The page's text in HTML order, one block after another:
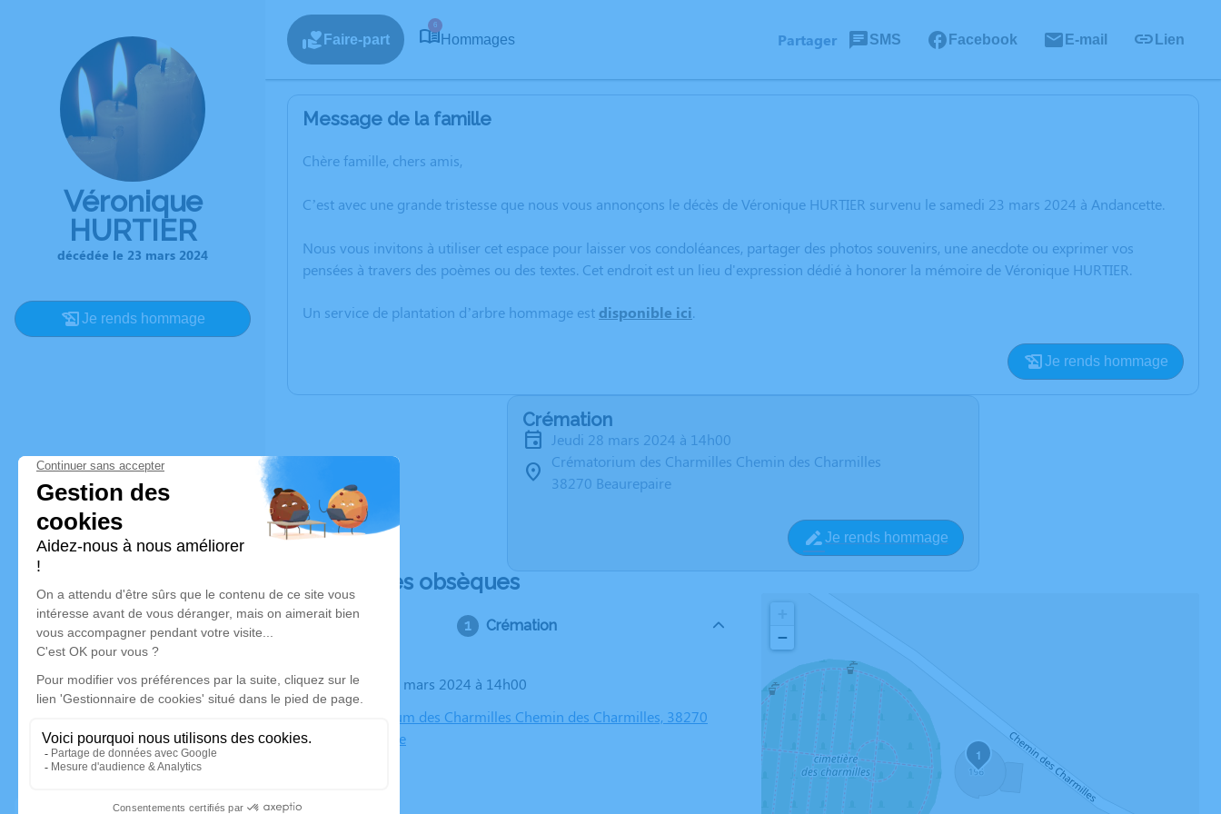
Véronique
HURTIER
décédée le 23 mars 2024
Je rends hommage
Faire-part
6
Hommages Partager SMS Facebook E-mail Lien
Message de la famille
Chère famille, chers amis,
C’est avec une grande tristesse que nous vous annonçons le décès de Véronique HURTIER survenu le samedi 23 mars 2024 à Andancette.
Nous vous invitons à utiliser cet espace pour laisser vos condoléances, partager des photos souvenirs, une anecdote ou exprimer vos
pensées à travers des poèmes ou des textes. Cet endroit est un lieu d'expression dédié à honorer la mémoire de Véronique HURTIER.
Un service de plantation d’arbre hommage est disponible ici.
Je rends hommage
Crémation
jeudi 28 mars 2024 à 14h00
Crématorium des Charmilles Chemin des Charmilles
38270 Beaurepaire
Je rends hommage
Déroulé des obsèques
Crémation
Le jeudi 28 mars 2024 à 14h00
Crématorium des Charmilles Chemin des Charmilles, 38270
Beaurepaire
1
−